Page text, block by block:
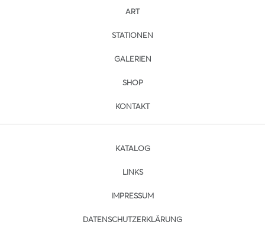
ART
STATIONEN
GALERIEN
SHOP
KONTAKT
KATALOG
LINKS
IMPRESSUM
DATENSCHUTZERKLÄRUNG